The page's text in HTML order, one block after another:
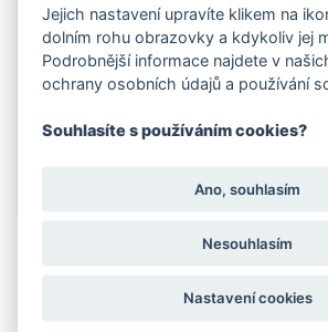
Důrazně doporučeno pro aplikace v
budov a hotelnictví.
Ideální pro velké otevřené prostory,
vstupní haly nebo konferenční
Lze použít tam, kde je omezený
Jejich nastavení upravíte klikem na
dolním rohu obrazovky a kdykoliv jej
Podrobnější informace najdete v
ochrany osobních údajů a používání
Souhlasíte s používáním cookies?
Ano, souhlasím
Nesouhlasím
Nastavení cookies